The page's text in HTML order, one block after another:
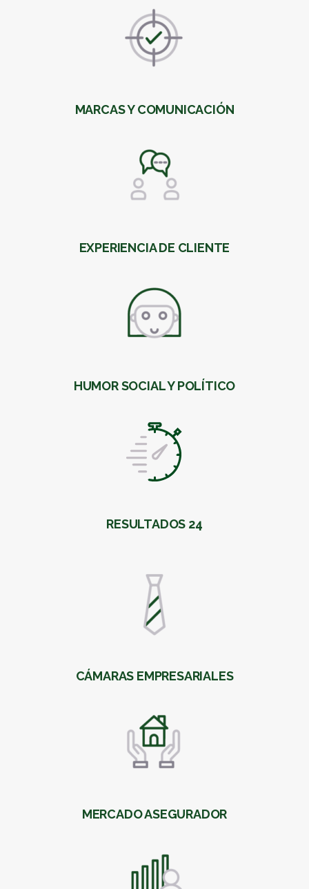
MARCAS Y COMUNICACIÓN
EXPERIENCIA DE CLIENTE
HUMOR SOCIAL Y POLÍTICO
RESULTADOS 24
CÁMARAS EMPRESARIALES
MERCADO ASEGURADOR